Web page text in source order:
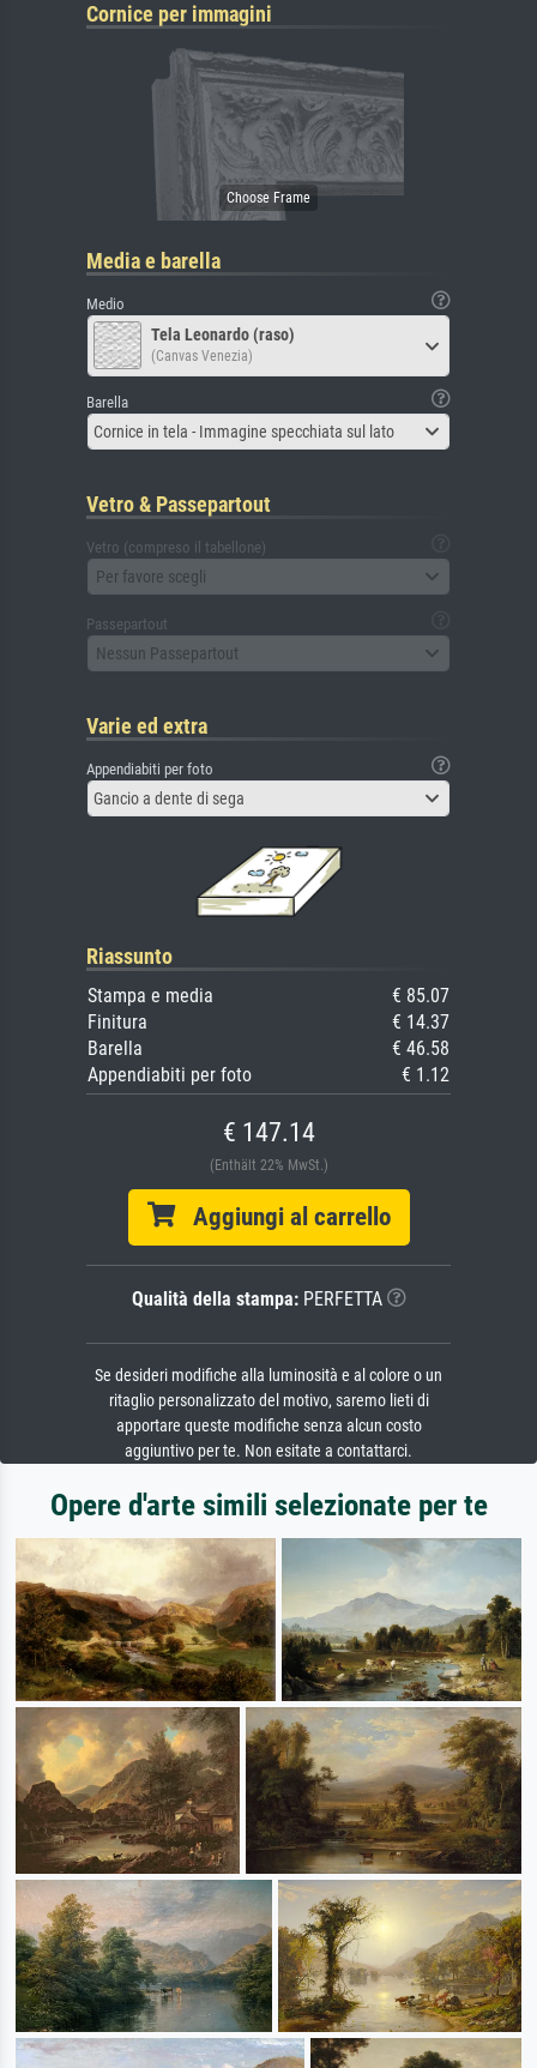
Cornice per immagini
Media e barella
Medio
Tela Leonardo (raso)
(Canvas Venezia)
Barella
Cornice in tela - Immagine specchiata sul lato
Vetro & Passepartout
Vetro (compreso il tabellone)
Per favore scegli
Passepartout
Nessun Passepartout
Varie ed extra
Appendiabiti per foto
Gancio a dente di sega
Riassunto
Stampa e media
€ 85.07
Finitura
€ 14.37
Barella
€ 46.58
Appendiabiti per foto
€ 1.12
€ 147.14
(Enthält 22% MwSt.)
Aggiungi al carrello
Qualità della stampa:PERFETTA
Se desideri modifiche alla luminosità e al colore o un
ritaglio personalizzato del motivo, saremo lieti di
apportare queste modifiche senza alcun costo
aggiuntivo per te. Non esitate a contattarci.
Opere d'arte simili selezionate per te